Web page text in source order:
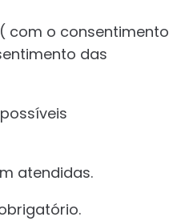
com o consentimento
das
atendidas.